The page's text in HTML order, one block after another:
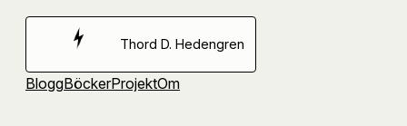
Hoppa
Thord D. Hedengren
BloggBöckerProjektOm